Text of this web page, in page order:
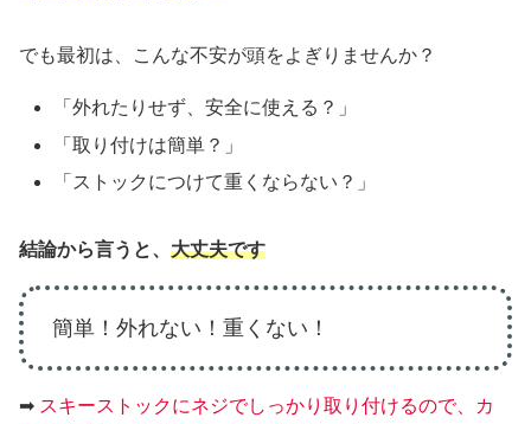
でも最初は、こんな不安が頭をよぎりませんか？
「外れたりせず、安全に使える？」
「取り付けは簡単？」
「ストックにつけて重くならない？」
結論から言うと、 大丈夫です
簡単！外れない！重くない！
➡︎ スキーストックにネジでしっかり取り付けるので、カ